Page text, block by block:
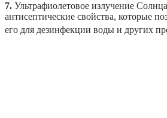
7. Ультрафиолетовое излучение
антисептические свойства, которые
его для дезинфекции воды и других